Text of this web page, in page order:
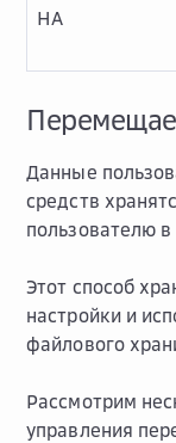
HA
Данные
средств
пользователю
Этот способ
настройки и
файлового
Рассмотрим
управления